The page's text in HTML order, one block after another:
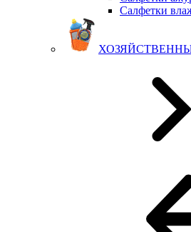
Салфетки